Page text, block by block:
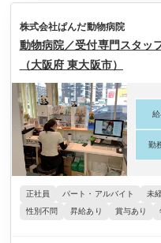
株式会社ぱんだ動物病院
動物病院／受付専門スタッ
（大阪府 東大阪市）
正社員 パート・アルバイト 未
性別不問
昇給あり 賞与あり
勤